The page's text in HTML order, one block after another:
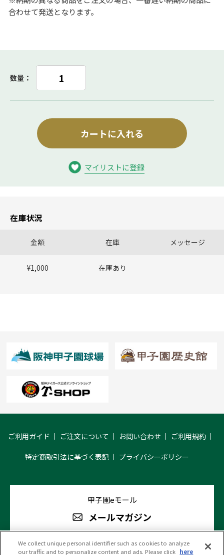
合わせて発送となります。
数量：
カートに入れる
マイリストに登録
在庫状況
金額 在庫 メッセージ
¥1,000 在庫あり
ご利用ガイド ご注文について お問い合わせ ご利用規約
特定商取引法に基づく表記 プライバシーポリシー
甲子園eモール
メールマガジン
We collect unique personal identifier such as cookies to analyze
our traffic and to personalize content and ads. Please click here